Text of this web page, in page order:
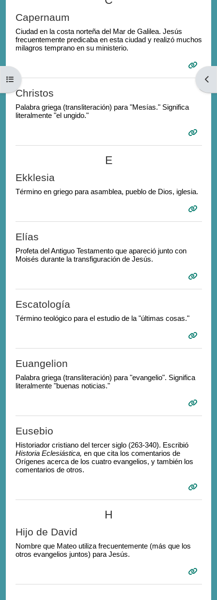
Open course index
Capernaum
Ciudad en la costa norteña del Mar de Galilea. Jesús
frecuentemente predicaba en esta ciudad y realizó muchos
milagros temprano en su ministerio.
Christos
Palabra griega (transliteración) para "Mesías." Significa
literalmente "el ungido."
E
Ekklesia
Término en griego para asamblea, pueblo de Dios, iglesia.
Elías
Profeta del Antiguo Testamento que apareció junto con
Moisés durante la transfiguración de Jesús.
Escatología
Término teológico para el estudio de la "últimas cosas."
Euangelion
Palabra griega (transliteración) para "evangelio". Significa
literalmente "buenas noticias."
Eusebio
Historiador cristiano del tercer siglo (263-340). Escribió
Historia Eclesiástica, en que cita los comentarios de
Orígenes acerca de los cuatro evangelios, y también los
comentarios de otros.
H
Hijo de David
Nombre que Mateo utiliza frecuentemente (más que los
otros evangelios juntos) para Jesús.